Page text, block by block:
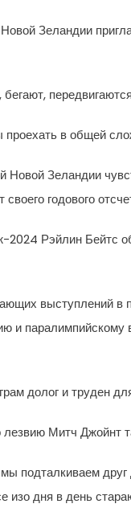
Зеландии
проехать в общей
Новой Зеландии
годового
Рэйлин Бейтс
выступлений в
и паралимпийскому
долог и труден
Митч Джойнт
подталкиваем
изо дня в день